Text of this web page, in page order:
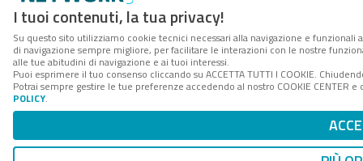
I tuoi contenuti, la tua privacy!
Su questo sito utilizziamo cookie tecnici necessari alla navigazione e
di navigazione sempre migliore, per facilitare le interazioni con le nostre
alle tue abitudini di navigazione e ai tuoi interessi.
Puoi esprimere il tuo consenso cliccando su ACCETTA TUTTI I COOKIE.
Potrai sempre gestire le tue preferenze accedendo al nostro COOKIE
POLICY.